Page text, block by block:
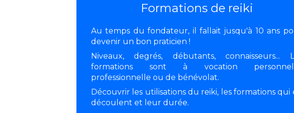
Formations de reiki
Au temps du fondateur, il fallait jusqu'à 10 ans
devenir un bon praticien !
Niveaux, degrés, débutants, connaisseurs...
formations sont à vocation
professionnelle ou de bénévolat.
Découvrir les utilisations du reiki, les formations qui
découlent et leur durée.